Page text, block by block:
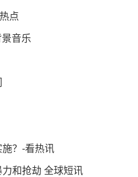
点
音乐
？-看热讯
和抢劫 全球短讯